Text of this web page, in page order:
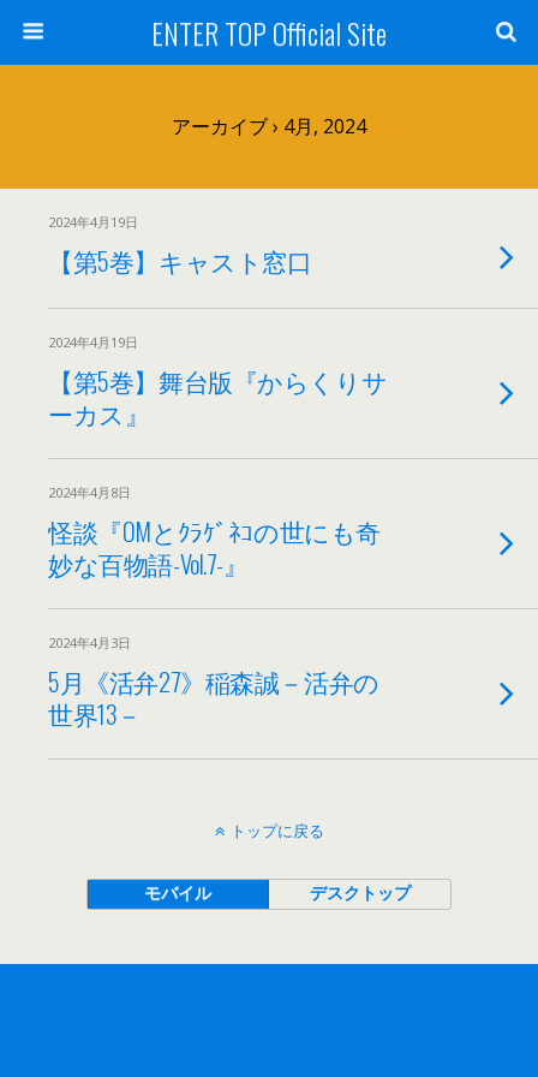
ENTER TOP Official Site
アーカイブ › 4月, 2024
2024年4月19日
【第5巻】キャスト窓口
2024年4月19日
【第5巻】舞台版『からくりサ
ーカス』
2024年4月8日
怪談『OMとｸﾗｹﾞﾈｺの世にも奇
妙な百物語-Vol.7-』
2024年4月3日
5月《活弁27》稲森誠－活弁の
世界13－
トップに戻る
モバイル デスクトップ